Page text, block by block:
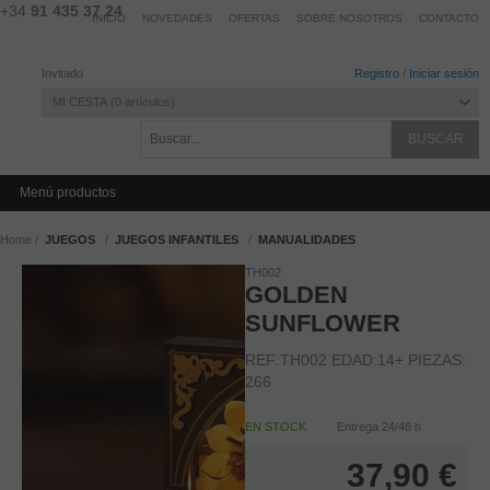
+34 91 435 37 24
Invitado Registro / Iniciar sesión
MI CESTA 0 artículos
INICIO NOVEDADES OFERTAS SOBRE NOSOTROS CONTACTO
Menú productos
Home JUEGOS JUEGOS INFANTILES MANUALIDADES
TH002
GOLDEN
SUNFLOWER
REF:TH002 EDAD:14+ PIEZAS:
266
EN STOCK Entrega 24/48 h
37,90 €